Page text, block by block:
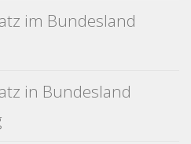
im Bundesland
in Bundesland